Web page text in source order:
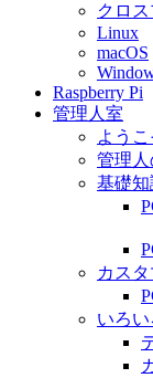
クロ
Linux
macOS
Raspberry Pi
管理人室
よう
管理
基礎知
カス
いろ